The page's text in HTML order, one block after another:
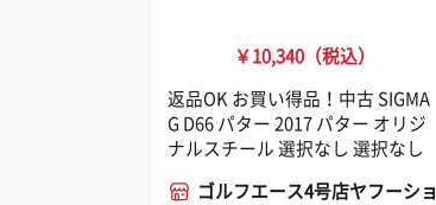
￥10,340（税込）
返品OK お買い得品！中古 SIGMA
G D66 パター 2017 パター オリジ
ナルスチール 選択なし 選択なし
ゴルフエース4号店ヤフーショ